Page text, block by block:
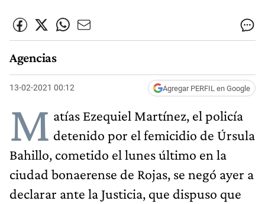
Agencias
13-02-2021 00:12 Agregar PERFIL en Google
M atías Ezequiel Martínez, el policía
detenido por el femicidio de Úrsula
Bahillo, cometido el lunes último en la
ciudad bonaerense de Rojas, se negó ayer a
declarar ante la Justicia, que dispuso que